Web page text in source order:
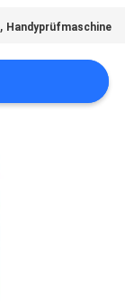
, Handyprüfmaschine